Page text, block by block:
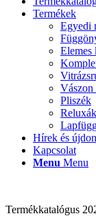
Termékek
Egyedi
Elemes
Pliszék
Reluxák
Hírek és
Kapcsolat
Menu Menu
Termékkatalógus